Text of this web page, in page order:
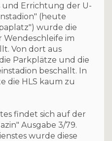
und Errichtung der U-
(heute
wurde die
im
Von dort aus
Parkplätze und die
beschallt. In
die HLS kaum zu
findet sich auf der
Ausgabe 3/79.
wurde diese